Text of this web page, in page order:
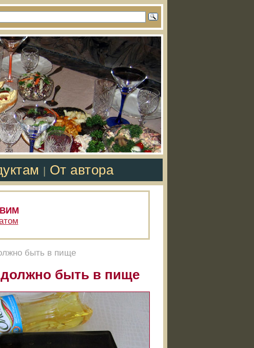
От автора
быть в пище
быть в пище